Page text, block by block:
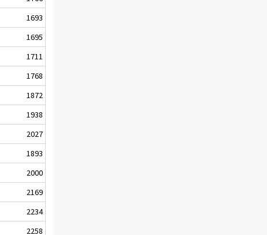
1693
1695
1711
1768
1872
1938
2027
1893
2000
2169
2234
2258